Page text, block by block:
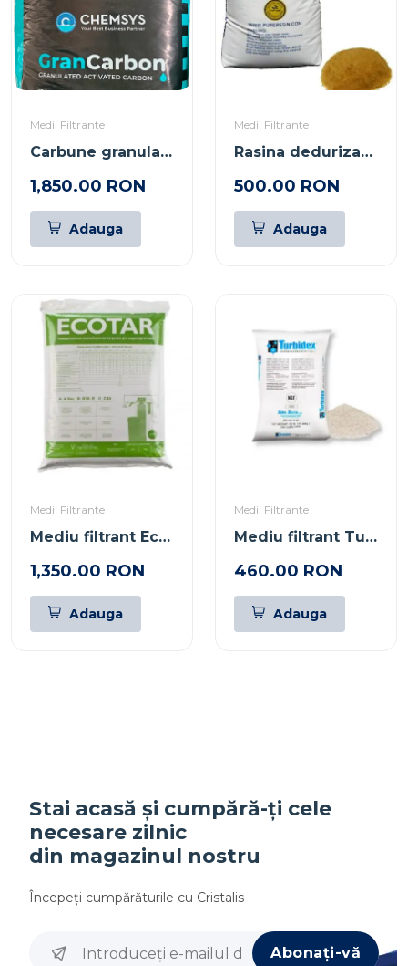
Medii Filtrante
Carbune granular activ cocos
1,850.00 RON
Adauga
Medii Filtrante
Rasina dedurizare Pure
500.00 RON
Adauga
Medii Filtrante
Mediu filtrant Ecotar B
1,350.00 RON
Adauga
Medii Filtrante
Mediu filtrant Turbidex
460.00 RON
Adauga
Stai acasă și cumpără-ți cele
necesare zilnic
din magazinul nostru
Începeţi cumpărăturile cu Cristalis
Abonați-vă